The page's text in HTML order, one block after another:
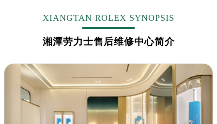
XIANGTAN ROLEX SYNOPSIS
湘潭劳力士售后维修中心简介